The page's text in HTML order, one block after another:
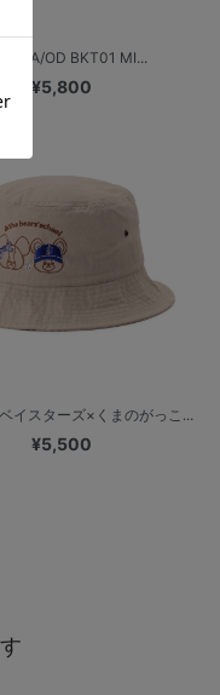
ERA/OD BKT01 MI...
¥5,800
イスターズ×くまのがっこ...
¥5,500